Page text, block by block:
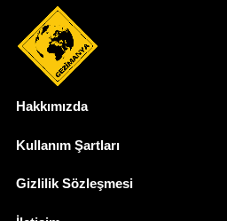
Hakkımızda
Kullanım Şartları
Gizlilik Sözleşmesi